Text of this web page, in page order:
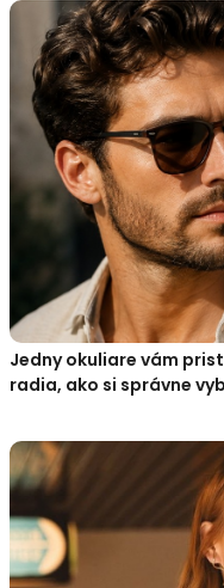
Jedny okuliare vám
radia, ako si správne